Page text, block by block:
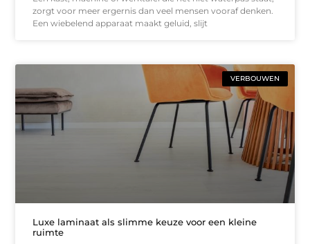
zorgt voor meer ergernis dan veel mensen vooraf denken.
Een wiebelend apparaat maakt geluid, slijt
VERBOUWEN
Luxe laminaat als slimme keuze voor een kleine
ruimte